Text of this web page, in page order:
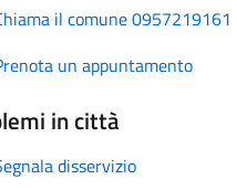
il comune 0957219161
un appuntamento
in città
disservizio